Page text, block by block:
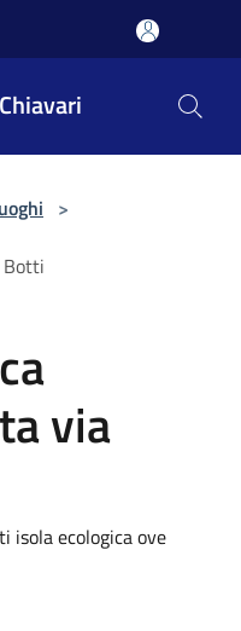
>
Botti
via
isola ecologica ove